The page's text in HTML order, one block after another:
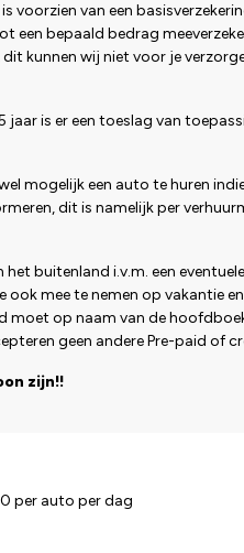
van een
bepaald bedrag
kunnen wij niet voor je
is er een toeslag van
mogelijk een auto te huren
dit is namelijk per
buitenland i.v.m. een
mee te nemen op vakantie
op naam van de
geen andere Pre-paid of
zijn!!
per auto per dag